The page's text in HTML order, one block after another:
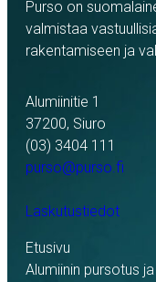
Purso on
valmistaa
rakentamiseen ja
Alumiinitie 1
37200, Siuro
(03) 3404 111
purso@purso.fi
Laskutustiedot
Etusivu
Alumiinin pursotus